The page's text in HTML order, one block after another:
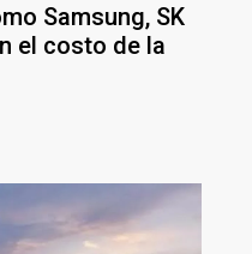
Samsung, SK
el costo de la